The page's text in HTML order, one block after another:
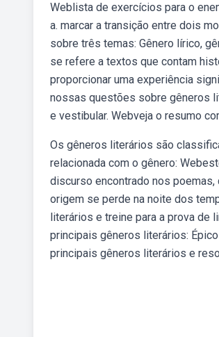
Weblista de exercícios para o
a. marcar a transição entre dois
sobre três temas: Gênero lírico,
se refere a textos que contam
proporcionar uma experiência
nossas questões sobre gêneros
e vestibular. Webveja o resumo
Os gêneros literários são
relacionada com o gênero:
discurso encontrado nos
origem se perde na noite dos
literários e treine para a prova de
principais gêneros literários:
principais gêneros literários e